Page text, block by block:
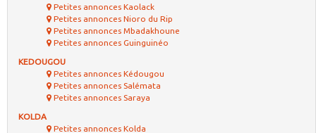
Petites annonces Kaolack
Petites annonces Nioro du Rip
Petites annonces Mbadakhoune
Petites annonces Guinguinéo
KEDOUGOU
Petites annonces Kédougou
Petites annonces Salémata
Petites annonces Saraya
KOLDA
Petites annonces Kolda